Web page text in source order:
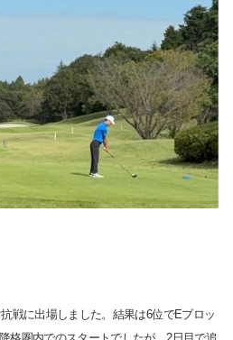
戦に出場しました。結果は6位でEブロッ